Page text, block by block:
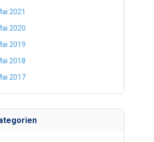
2021
2020
2019
2018
2017